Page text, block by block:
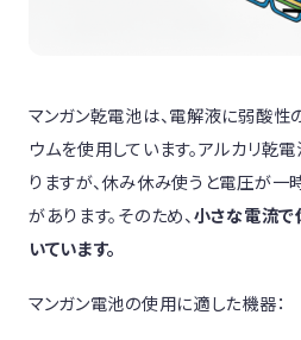
マンガン乾電池は、電解液に弱酸
ウムを使用しています。アルカリ乾
りますが、休み休み使うと電圧が一
があります。そのため、小さな電流
いています。
マンガン電池の使用に適した機器：